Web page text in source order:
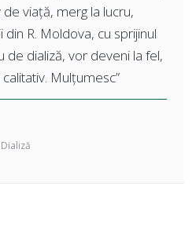
viață, merg la lucru,
R. Moldova, cu sprijinul
de dializă, vor deveni la fel,
Mulțumesc”